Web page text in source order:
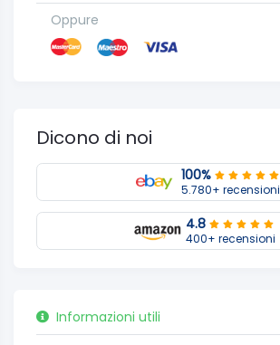
Oppure
Dicono di noi
100%
5.780+ recensioni
4.8
400+ recensioni
Informazioni utili